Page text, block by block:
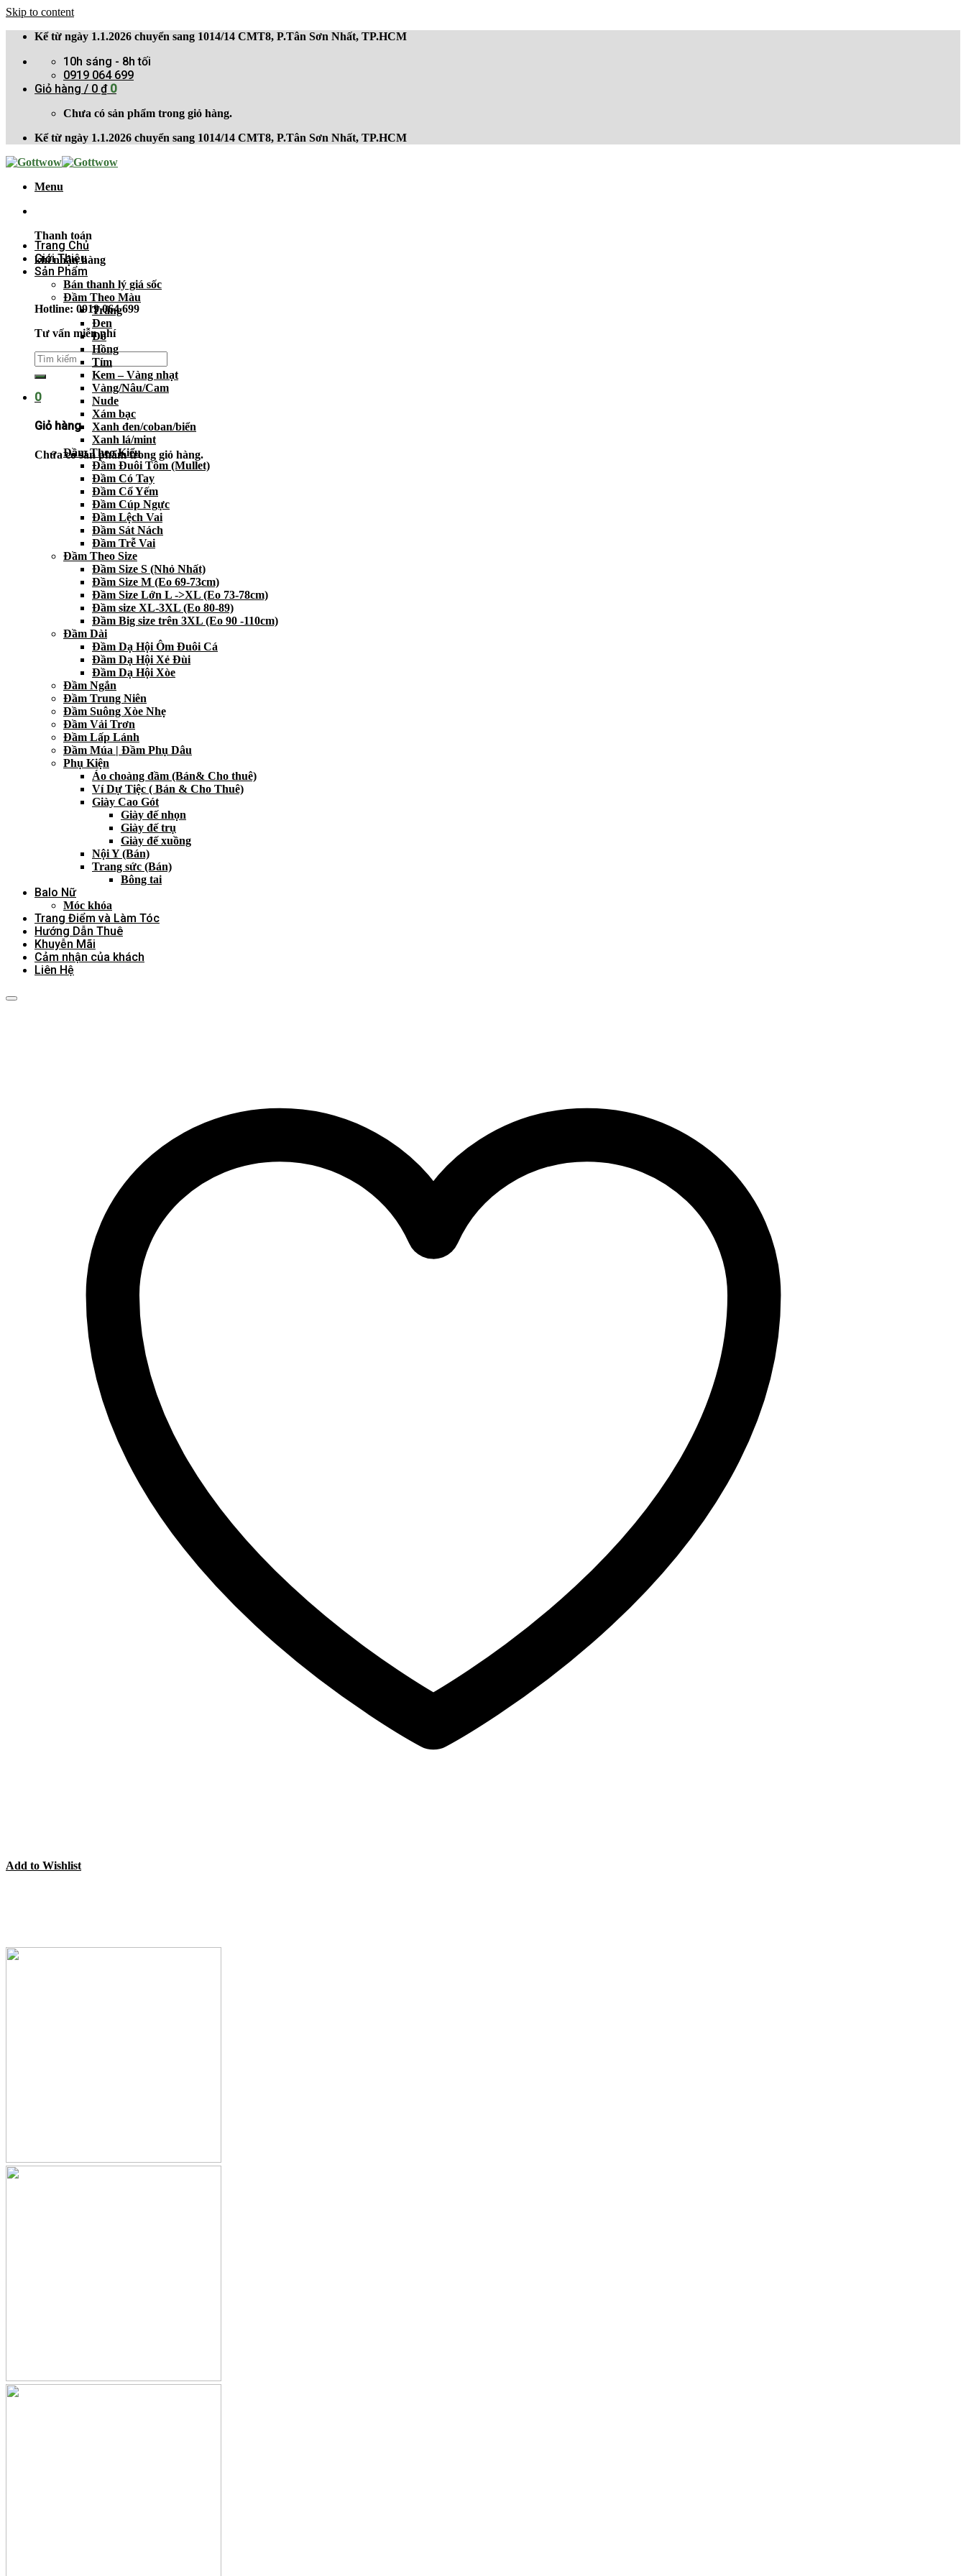
Skip to content
Kể từ ngày 1.1.2026 chuyển sang 1014/14 CMT8, P.Tân Sơn Nhất, TP.HCM
10h sáng - 8h tối
0919 064 699
Giỏ hàng / 0 ₫ 0
Chưa có sản phẩm trong giỏ hàng.
Kể từ ngày 1.1.2026 chuyển sang 1014/14 CMT8, P.Tân Sơn Nhất, TP.HCM
Menu
Thanh toán
khi nhận hàng
Hotline: 0919 064 699
Tư vấn miễn phí
0
Giỏ hàng
Chưa có sản phẩm trong giỏ hàng.
Trang Chủ
Giới Thiệu
Sản Phẩm
Bán thanh lý giá sốc
Đầm Theo Màu
Trắng
Đen
Đỏ
Hồng
Tím
Kem – Vàng nhạt
Vàng/Nâu/Cam
Nude
Xám bạc
Xanh đen/coban/biển
Xanh lá/mint
Đầm Theo Kiểu
Đầm Đuôi Tôm (Mullet)
Đầm Có Tay
Đầm Cổ Yếm
Đầm Cúp Ngực
Đầm Lệch Vai
Đầm Sát Nách
Đầm Trễ Vai
Đầm Theo Size
Đầm Size S (Nhỏ Nhất)
Đầm Size M (Eo 69-73cm)
Đầm Size Lớn L ->XL (Eo 73-78cm)
Đầm size XL-3XL (Eo 80-89)
Đầm Big size trên 3XL (Eo 90 -110cm)
Đầm Dài
Đầm Dạ Hội Ôm Đuôi Cá
Đầm Dạ Hội Xẻ Đùi
Đầm Dạ Hội Xòe
Đầm Ngắn
Đầm Trung Niên
Đầm Suông Xòe Nhẹ
Đầm Vải Trơn
Đầm Lấp Lánh
Đầm Múa | Đầm Phụ Dâu
Phụ Kiện
Áo choàng đầm (Bán& Cho thuê)
Ví Dự Tiệc ( Bán & Cho Thuê)
Giày Cao Gót
Giày đế nhọn
Giày đế trụ
Giày đế xuồng
Nội Y (Bán)
Trang sức (Bán)
Bông tai
Balo Nữ
Móc khóa
Trang Điểm và Làm Tóc
Hướng Dẫn Thuê
Khuyễn Mãi
Cảm nhận của khách
Liên Hệ
Add to Wishlist